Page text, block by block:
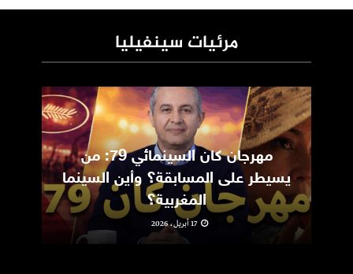
مرئيات سينفيليا
مهرجان كان السينمائي 79: من
يسيطر على المسابقة؟ وأين السينما
المغربية؟
17 أبريل، 2026